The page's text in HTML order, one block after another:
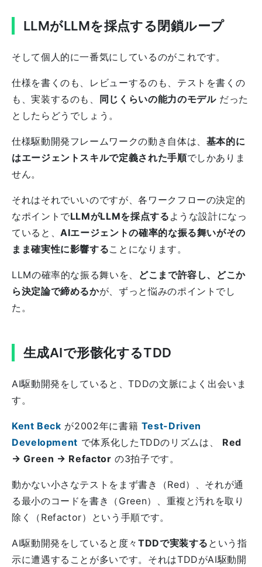
LLMがLLMを採点する閉鎖ループ
そして個人的に一番気にしているのがこれです。
仕様を書くのも、レビューするのも、テストを書くの
も、実装するのも、
同じくらいの能力のモデルだった
としたらどうでしょう。
仕様駆動開発フレームワークの動き自体は、 基本的に
はエージェントスキルで定義された手順でしかありま
せん。
それはそれでいいのですが、各ワークフローの決定的
なポイントでLLMがLLMを採点する ような設計になっ
ていると、AIエージェントの確率的な振る舞いがその
まま確実性に影響することになります。
LLMの確率的な振る舞いを、
どこまで許容し、どこか
ら決定論で締めるかが、ずっと悩みのポイントでし
た。
生成AIで形骸化するTDD
AI駆動開発をしていると、TDDの文脈によく出会いま
す。
Kent Beck が2002年に書籍 Test-Driven
Development で体系化したTDDのリズムは、 Red
→ Green → Refactor の3拍子です。
動かない小さなテストをまず書き（Red）、それが通
る最小のコードを書き（Green）、重複と汚れを取り
除く（Refactor）という手順です。
AI駆動開発をしていると度々 TDDで実装する という指
示に遭遇することが多いです。それはTDDがAI駆動開